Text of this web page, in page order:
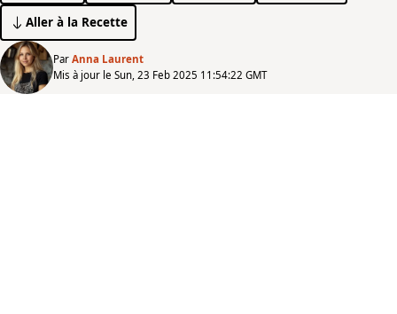
Aller à la Recette
Par Anna Laurent
Mis à jour le Sun, 23 Feb 2025 11:54:22 GMT